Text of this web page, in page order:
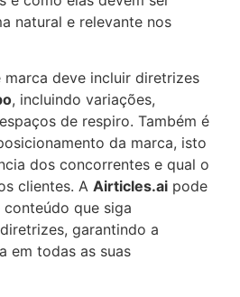
natural e relevante nos
deve incluir diretrizes
, incluindo variações,
de respiro. Também é
da marca, isto
dos concorrentes e qual o
clientes. A Airticles.ai pode
que siga
garantindo a
em todas as suas